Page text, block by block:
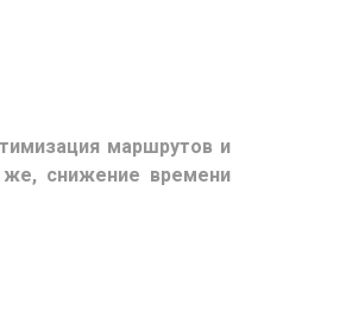
маршрутов и
снижение времени